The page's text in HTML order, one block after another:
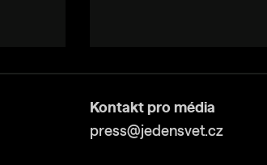
Kontakt pro média
press@jedensvet.cz